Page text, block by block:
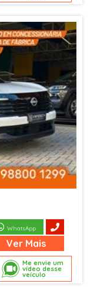
Me envie um
vídeo desse
veículo
WhatsApp
Ver Mais